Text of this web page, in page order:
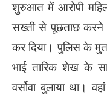
शुरुआत में आरोपी
सख्ती से पूछताछ करने
कर दिया। पुलिस के
भाई तारिक शेख के
वर्सोवा बुलाया था।